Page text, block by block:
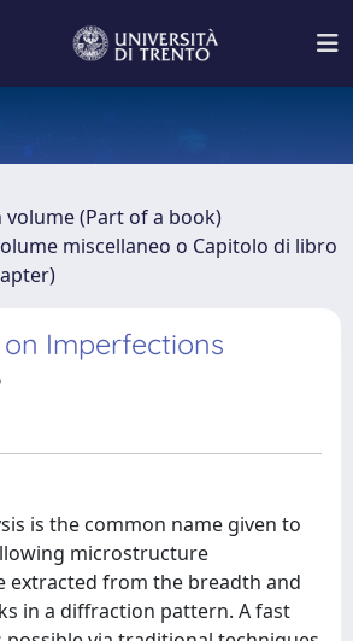
(Part of a book)
miscellaneo o Capitolo di libro
Imperfections
is the common name given to
microstructure
extracted from the breadth and
in a diffraction pattern. A fast